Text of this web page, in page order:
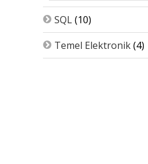
SQL(10)
Temel Elektronik(4)